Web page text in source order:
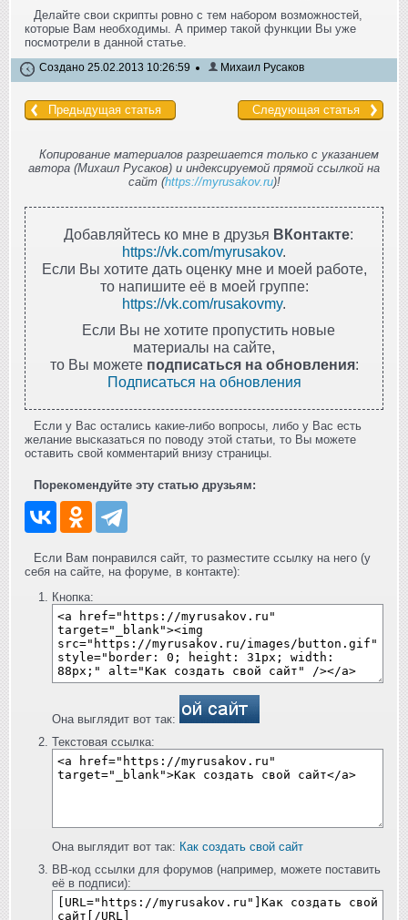
Делайте свои скрипты ровно с тем набором возможностей,
которые Вам необходимы. А пример такой функции Вы уже
посмотрели в данной статье.
Создано 25.02.2013 10:26:59 Михаил Русаков
Предыдущая статья Следующая статья
Копирование материалов разрешается только с указанием
автора (Михаил Русаков) и индексируемой прямой ссылкой на
сайт (https://myrusakov.ru)!
Добавляйтесь ко мне в друзья ВКонтакте:
https://vk.com/myrusakov.
Если Вы хотите дать оценку мне и моей работе,
то напишите её в моей группе:
https://vk.com/rusakovmy.
Если Вы не хотите пропустить новые
материалы на сайте,
то Вы можете подписаться на обновления:
Подписаться на обновления
Если у Вас остались какие-либо вопросы, либо у Вас есть
желание высказаться по поводу этой статьи, то Вы можете
оставить свой комментарий внизу страницы.
Порекомендуйте эту статью друзьям:
Если Вам понравился сайт, то разместите ссылку на него (у
себя на сайте, на форуме, в контакте):
Кнопка:
Она выглядит вот так:
Текстовая ссылка:
Она выглядит вот так: Как создать свой сайт
BB-код ссылки для форумов (например, можете поставить
её в подписи):